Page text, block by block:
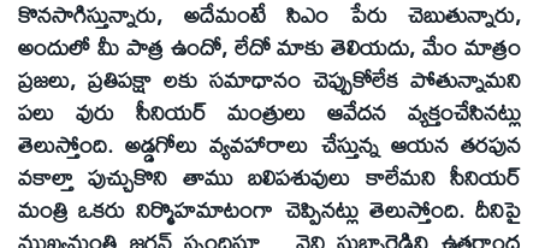
కొనసాగిస్తున్నారు, అదేమంటే సిఎం పేరు చెబుతున్నారు,
అందులో మీ పాత్ర ఉందో, లేదో మాకు తెలియదు, మేం మాత్రం
ప్రజలు, ప్రతిపక్షా లకు సమాధానం చెప్పుకోలేక పోతున్నామని
పలు వురు సీనియర్‌ మంత్రులు ఆవేదన వ్యక్తంచేసినట్లు
తెలుస్తోంది. అడ్డగోలు వ్యవహారాలు చేస్తున్న ఆయన తరపున
వకాల్తా పుచ్చుకొని తాము బలిపశువులు కాలేమని సీనియర్‌
మంత్రి ఒకరు నిర్మొహమాటంగా చెప్పినట్లు తెలుస్తోంది. దీనిపై